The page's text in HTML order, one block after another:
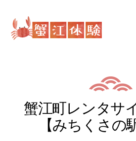
蟹江町レンタサ
【みちくさの